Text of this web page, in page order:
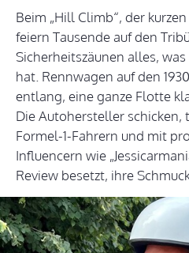
Beim „Hill Climb“, der
feiern Tausende auf den
Sicherheitszäunen alles,
hat. Rennwagen auf den
entlang, eine ganze Flotte
Die Autohersteller schicken,
Formel-1-Fahrern und mit
Influencern wie
Review besetzt, ihre